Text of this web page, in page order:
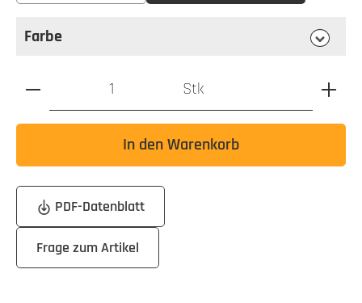
Farbe
Produkt Anzahl: Gib den gewünschten Wert ein oder
Stk
In den Warenkorb
PDF-Datenblatt
Frage zum Artikel